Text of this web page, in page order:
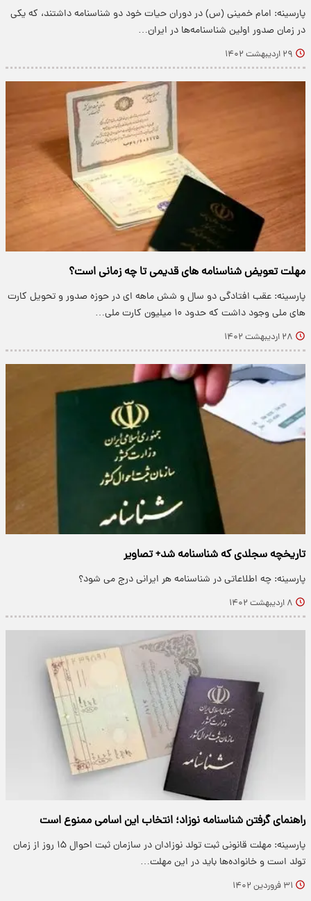
پارسینه: امام خمینی (س) در دوران حیات خود دو شناسنامه داشتند، که یکی
در زمان صدور اولین شناسنامه‌ها در ایران…
۲۹ اردیبهشت ۱۴۰۲
مهلت تعویض شناسنامه های قدیمی تا چه زمانی است؟
پارسینه: عقب افتادگی دو سال و شش ماهه ای در حوزه صدور و تحویل کارت
های ملی وجود داشت که حدود ۱۰ میلیون کارت ملی…
۲۸ اردیبهشت ۱۴۰۲
تاریخچه سجلدی که شناسنامه شد+ تصاویر
پارسینه: چه اطلاعاتی در شناسنامه هر ایرانی درج می شود؟
۸ اردیبهشت ۱۴۰۲
راهنمای گرفتن شناسنامه نوزاد؛ انتخاب این اسامی ممنوع است
پارسینه: مهلت قانونی ثبت تولد نوزادان در سازمان ثبت احوال ۱۵ روز از زمان
تولد است و خانواده‌ها باید در این مهلت…
۳۱ فروردین ۱۴۰۲